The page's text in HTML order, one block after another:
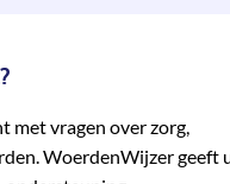
met vragen over zorg,
WoerdenWijzer geeft